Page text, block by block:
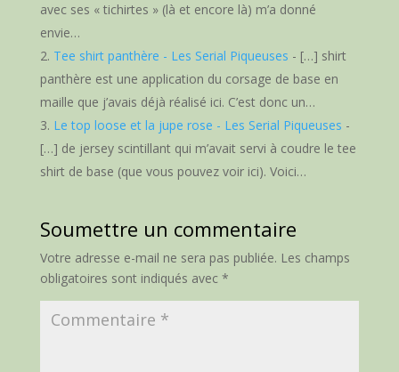
avec ses « tichirtes » (là et encore là) m’a donné
envie…
Tee shirt panthère - Les Serial Piqueuses - […] shirt
panthère est une application du corsage de base en
maille que j’avais déjà réalisé ici. C’est donc un…
Le top loose et la jupe rose - Les Serial Piqueuses -
[…] de jersey scintillant qui m’avait servi à coudre le tee
shirt de base (que vous pouvez voir ici). Voici…
Soumettre un commentaire
Votre adresse e-mail ne sera pas publiée. Les champs
obligatoires sont indiqués avec *